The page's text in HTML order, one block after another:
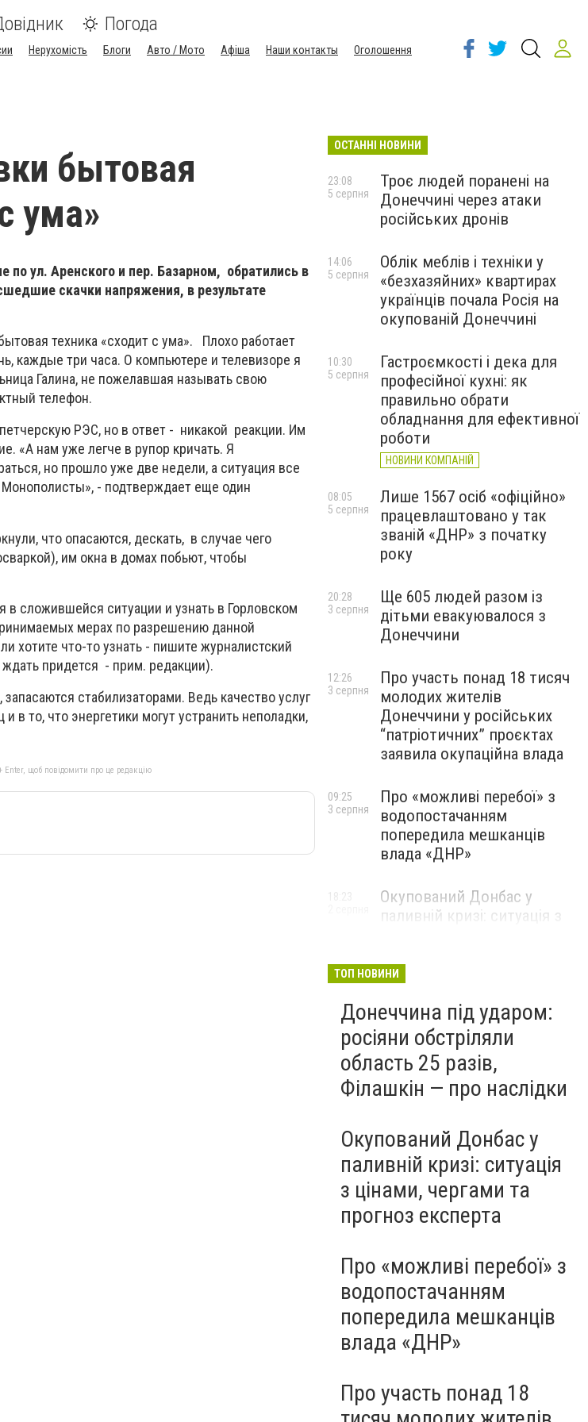
Погода
Нерухомість Блоги Авто / Мото Афіша Наши контакты
Оголошення
бытовая
ума»
ул. Аренского и пер. Базарном, обратились в
скачки напряжения, в результате
техника «сходит с ума». Плохо работает
каждые три часа. О компьютере и телевизоре я
Галина, не пожелавшая называть свою
телефон.
РЭС, но в ответ - никакой реакции. Им
«А нам уже легче в рупор кричать. Я
но прошло уже две недели, а ситуация все
- подтверждает еще один
что опасаются, дескать, в случае чего
им окна в домах побьют, чтобы
сложившейся ситуации и узнать в Горловском
мерах по разрешению данной
хотите что-то узнать - пишите журналистский
придется - прим. редакции).
стабилизаторами. Ведь качество услуг
в то, что энергетики могут устранить неполадки,
Enter, щоб повідомити про це редакцію
ОСТАННІ НОВИНИ
Троє людей поранені на
Донеччині через атаки
російських дронів
23:08
5 серпня
Облік меблів і техніки у
«безхазяйних» квартирах
українців почала Росія на
окупованій Донеччині
14:06
5 серпня
Гастроємкості і дека для
професійної кухні: як
правильно обрати
обладнання для ефективної
роботи
НОВИНИ КОМПАНІЙ
10:30
5 серпня
Лише 1567 осіб «офіційно»
працевлаштовано у так
званій «ДНР» з початку
року
08:05
5 серпня
Ще 605 людей разом із
дітьми евакуювалося з
Донеччини
20:28
3 серпня
Про участь понад 18 тисяч
молодих жителів
Донеччини у російських
“патріотичних” проєктах
заявила окупаційна влада
12:26
3 серпня
Про «можливі перебої» з
водопостачанням
попередила мешканців
влада «ДНР»
09:25
3 серпня
Окупований Донбас у
паливній кризі: ситуація з
ТОП НОВИНИ
Донеччина під ударом:
росіяни обстріляли
область 25 разів,
Філашкін — про наслідки
Окупований Донбас у
паливній кризі: ситуація
з цінами, чергами та
прогноз експерта
Про «можливі перебої» з
водопостачанням
попередила мешканців
влада «ДНР»
Про участь понад 18